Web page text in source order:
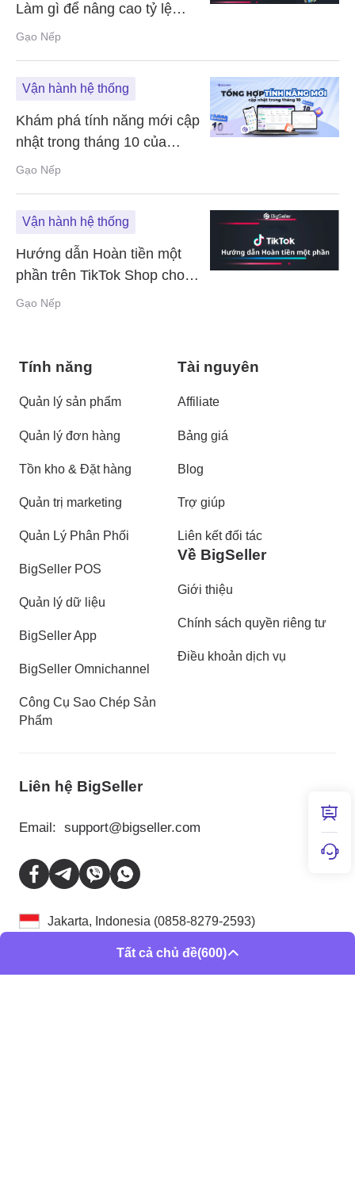
Làm gì để nâng cao tỷ lệ
FDR?
Gạo Nếp
Vận hành hệ thống
Khám phá tính năng mới cập
nhật trong tháng 10 của
BigSeller
Gạo Nếp
Vận hành hệ thống
Hướng dẫn Hoàn tiền một
phần trên TikTok Shop cho
người mới
Gạo Nếp
Tất cả chủ đề(600)
Tính năng
Quản lý sản phẩm
Quản lý đơn hàng
Tồn kho & Đặt hàng
Quản trị marketing
Quản Lý Phân Phối
BigSeller POS
Quản lý dữ liệu
BigSeller App
BigSeller Omnichannel
Công Cụ Sao Chép Sản
Phẩm
Tài nguyên
Affiliate
Bảng giá
Blog
Trợ giúp
Liên kết đối tác
Về BigSeller
Giới thiệu
Chính sách quyền riêng tư
Điều khoản dịch vụ
Liên hệ BigSeller
Email: support@bigseller.com
Jakarta, Indonesia (0858-8279-2593)
Băng Cốc, Thái Lan (+66 22528968)